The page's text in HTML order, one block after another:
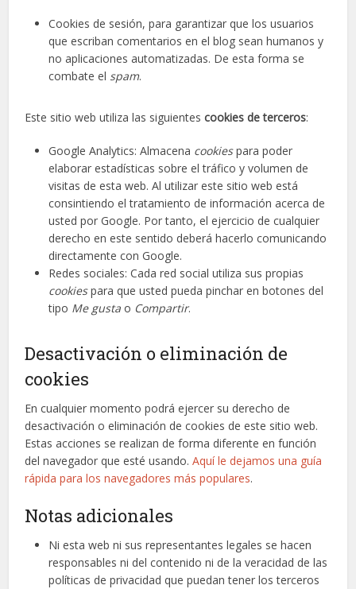
Cookies de sesión, para garantizar que los usuarios
que escriban comentarios en el blog sean humanos y
no aplicaciones automatizadas. De esta forma se
combate el spam.
Este sitio web utiliza las siguientescookies de terceros:
Google Analytics: Almacena cookiespara poder
elaborar estadísticas sobre el tráfico y volumen de
visitas de esta web. Al utilizar este sitio web está
consintiendo el tratamiento de información acerca de
usted por Google. Por tanto, el ejercicio de cualquier
derecho en este sentido deberá hacerlo comunicando
directamente con Google.
Redes sociales: Cada red social utiliza sus propias
cookiespara que usted pueda pinchar en botones del
tipo Me gusta o Compartir.
Desactivación o eliminación de
cookies
En cualquier momento podrá ejercer su derecho de
desactivación o eliminación de cookies de este sitio web.
Estas acciones se realizan de forma diferente en función
del navegador que esté usando.Aquí le dejamos una guía
rápida para los navegadores más populares.
Notas adicionales
Ni esta web ni sus representantes legales se hacen
responsables ni del contenido ni de la veracidad de las
políticas de privacidad que puedan tener los terceros